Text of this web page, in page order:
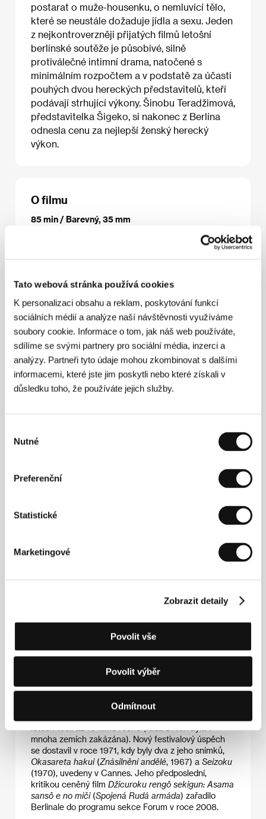
Tato webová stránka používá cookies
K personalizaci obsahu a reklam, poskytování funkcí
sociálních médií a analýze naší návštěvnosti využíváme
soubory cookie. Informace o tom, jak náš web používáte,
sdílíme se svými partnery pro sociální média, inzerci a
analýzy. Partneři tyto údaje mohou zkombinovat s dalšími
informacemi, které jste jim poskytli nebo které získali v
důsledku toho, že používáte jejich služby.
souhlasu
Nutné
Preferenční
Statistické
Marketingové
Zobrazit detaily
Povolit vše
Povolit výběr
Odmítnout
postarat o muže-housenku, o nemluvící tělo,
které se neustále dožaduje jídla a sexu. Jeden
z nejkontroverzněji přijatých filmů letošní
berlínské soutěže je působivé, silně
protiválečné intimní drama, natočené s
minimálním rozpočtem a v podstatě za účasti
pouhých dvou hereckých představitelů, kteří
podávají strhující výkony. Šinobu Teradžimová,
představitelka Šigeko, si nakonec z Berlína
odnesla cenu za nejlepší ženský herecký
výkon.
O filmu
85 min / Barevný, 35 mm
Hisako Kurosawa,
/ Hudba
Wakamatsu Production, Inc., Skhole Corporation
Shinobu Terajima, Shima Ohnishi, Ken
Yoshizawa, Keigo Kasuya, Emi Masuda, Keigo
Kasuya/ KontaktDissidenz International
Režie
(1936, Wakuja, Japonsko) se v 17
jakuzy. Po propuštění z vězení napsal o svých
zážitcích knihu. Od roku 1959 pracoval pro televizi, o
čtyři roky později natočil svůj první film a stal se
úspěšným představitelem žánru „pinku eiga",
japonských erotických snímků. V roce 1965 založil
prvním filmem se stalKabe no naka no himegoto
), uvedený v soutěži Berlinale. V roce
mnoha zemích zakázána). Nový festivalový úspěch
se dostavil v roce 1971, kdy byly dva z jeho snímků,
Okasareta hakui(Znásilnění andělé, 1967) a Seizoku
(1970), uvedeny v Cannes. Jeho předposlední,
kritikou ceněný film Džicuroku rengô sekigun: Asama
sansô e no miči(Spojená Rudá armáda) zařadilo
Berlinale do programu sekce Forum v roce 2008.